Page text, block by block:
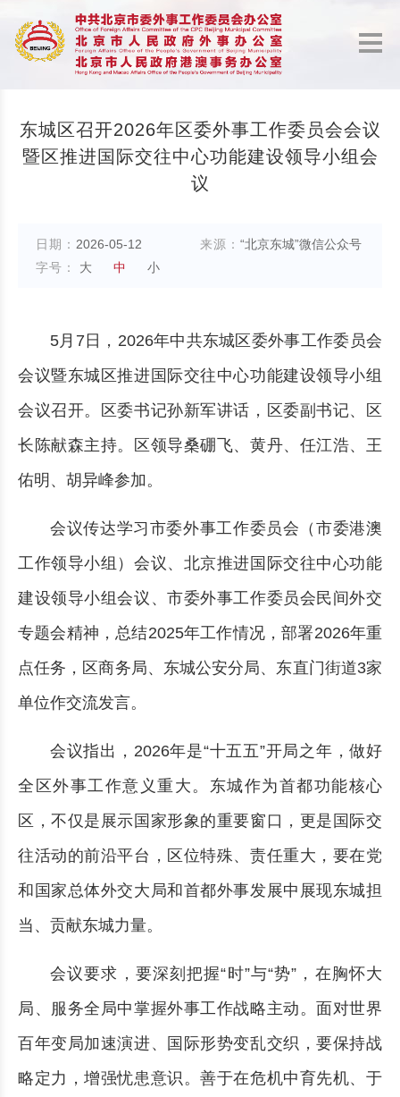
东城区召开2026年区委外事工作委员会会议
暨区推进国际交往中心功能建设领导小组会
议
日期： 2026-05-12 来源： “北京东城”微信公众号
字号：
大 中 小
5月7日，2026年中共东城区委外事工作委员会
会议暨东城区推进国际交往中心功能建设领导小组
会议召开。区委书记孙新军讲话，区委副书记、区
长陈献森主持。区领导桑硼飞、黄丹、任江浩、王
佑明、胡异峰参加。
会议传达学习市委外事工作委员会（市委港澳
工作领导小组）会议、北京推进国际交往中心功能
建设领导小组会议、市委外事工作委员会民间外交
专题会精神，总结2025年工作情况，部署2026年重
点任务，区商务局、东城公安分局、东直门街道3家
单位作交流发言。
会议指出，2026年是“十五五”开局之年，做好
全区外事工作意义重大。东城作为首都功能核心
区，不仅是展示国家形象的重要窗口，更是国际交
往活动的前沿平台，区位特殊、责任重大，要在党
和国家总体外交大局和首都外事发展中展现东城担
当、贡献东城力量。
会议要求，要深刻把握“时”与“势”，在胸怀大
局、服务全局中掌握外事工作战略主动。面对世界
百年变局加速演进、国际形势变乱交织，要保持战
略定力，增强忧患意识。善于在危机中育先机、于